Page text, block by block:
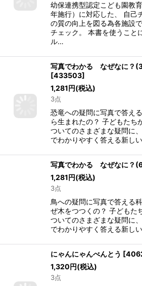
幼保連携型認定こども園教
年施行）に対応した、 自己
の質の向上を図る為各施設
チェック。 本書を使うこと
ル…
写真でわかる なぜなに？
[433503]
1,281円(税込)
3点
恐竜への疑問に写真で答え
ら生まれたの？ 子どもたち
ついてのさまざまな疑問に
でわかりやすく答える新し
写真でわかる なぜなに？
1,281円(税込)
3点
鳥への疑問に写真で答える
ぜ木をつつくの？ 子どもた
ついてのさまざまな疑問に
でわかりやすく答える新し
にゃんにゃんべんとう [
1,320円(税込)
3点